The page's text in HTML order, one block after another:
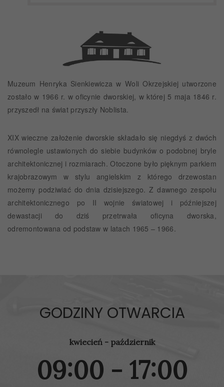
Muzeum Henryka Sienkiewicza w Woli Okrzejskiej utworzone
zostało w 1966 r. w oficynie dworskiej, w której 5 maja 1846 r.
przyszedł na świat przyszły Noblista.
XIX wieczne założenie dworskie składało się niegdyś z dwóch
równolegle ustawionych do siebie budynków o podobnej bryle
architektonicznej i rozmiarach. Otoczone było pięknym parkiem
krajobrazowym w stylu angielskim z którego drzewostan
możemy podziwiać do dnia dzisiejszego. Z dawnego zespołu
architektonicznego po II wojnie światowej i późniejszej
dewastacji do dziś przetrwała oficyna dworska,
odremontowana od podstaw w latach 1965 – 1966.
GODZINY OTWARCIA
kwiecień - październik
09:00 - 17:00